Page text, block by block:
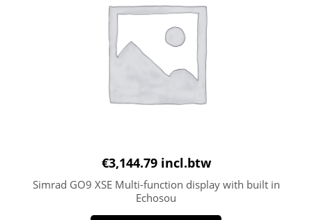
€3,144.79 incl.btw
Simrad GO9 XSE Multi-function display with built in
Echosou